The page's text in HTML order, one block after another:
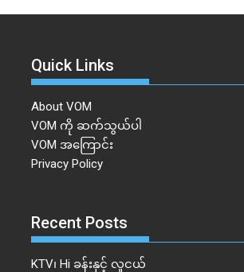
Quick Links
About VOM
VOM ကို ဆက်သွယ်ပါ
VOM အကြောင်း
Privacy Policy
Recent Posts
KTV၊ Hi ခန်းနှင့် လူငယ်